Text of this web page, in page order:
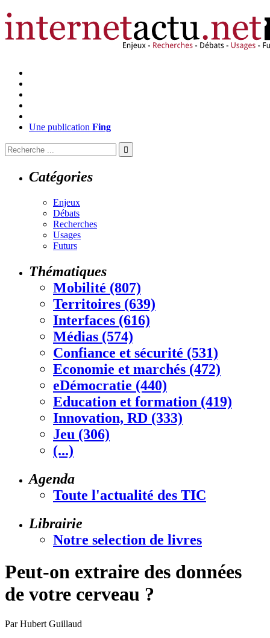
Une publication Fing
Catégories
Enjeux
Débats
Recherches
Usages
Futurs
Thématiques
Mobilité (807)
Territoires (639)
Interfaces (616)
Médias (574)
Confiance et sécurité (531)
Economie et marchés (472)
eDémocratie (440)
Education et formation (419)
Innovation, RD (333)
Jeu (306)
(...)
Agenda
Toute l'actualité des TIC
Librairie
Notre selection de livres
Peut-on extraire des données
de votre cerveau ?
Par Hubert Guillaud